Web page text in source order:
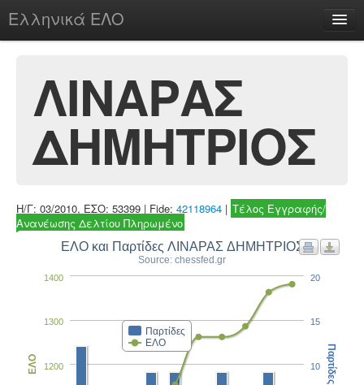
Ελληνικά ΕΛΟ
chesstu.be @ discord
Login
ΛΙΝΑΡΑΣ
ΔΗΜΗΤΡΙΟΣ
Η/Γ: 03/2010, ΕΣΟ: 53399 | Fide: 42118964 | Τέλος Εγγραφής/
Ανανέωσης Δελτίου Πληρωμένο
ΕΛΟ και Παρτίδες ΛΙΝΑΡΑΣ ΔΗΜΗΤΡΙΟΣ
Source: chessfed.gr
Παρτίδες
ΕΛΟ
1200
1300
1400
ΕΛΟ 10
15
20
Παρτίδες